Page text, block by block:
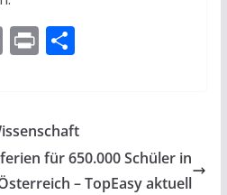
E
l
PrT
n
für 650.000 Schüler in
– TopEasy aktuell